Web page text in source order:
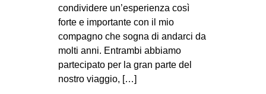
condividere un’esperienza così
forte e importante con il mio
compagno che sogna di andarci da
molti anni. Entrambi abbiamo
partecipato per la gran parte del
nostro viaggio, […]